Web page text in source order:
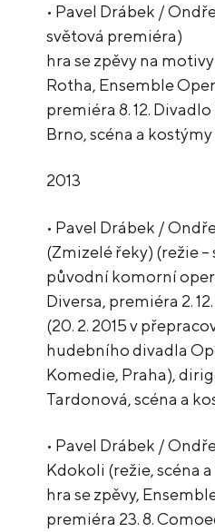
• Pavel Drábek /
světová premiéra)
hra se zpěvy na
Rotha, Ensemble
premiéra 8. 12.
Brno, scéna a
2013
• Pavel Drábek /
(Zmizelé řeky) (režie
původní komorní
Diversa, premiéra 2.
(20. 2. 2015 v
hudebního divadla
Komedie, Praha),
Tardonová, scéna a
• Pavel Drábek /
Kdokoli (režie, scéna
hra se zpěvy,
premiéra 23. 8.